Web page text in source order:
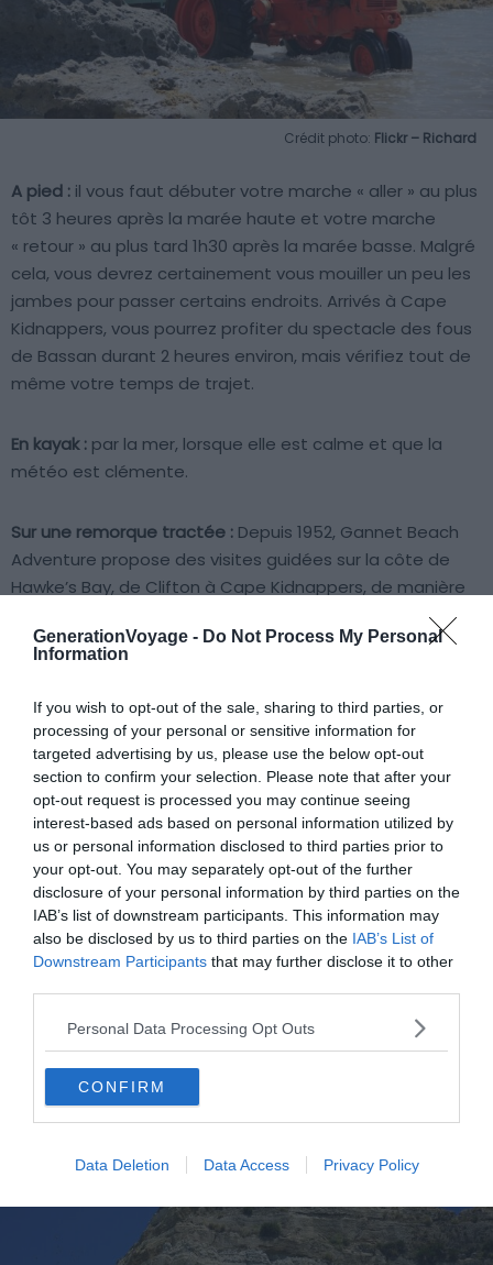
GenerationVoyage - Do Not Process My Personal
Information
If you wish to opt-out of the sale, sharing to third parties, or
processing of your personal or sensitive information for
targeted advertising by us, please use the below opt-out
section to confirm your selection. Please note that after your
opt-out request is processed you may continue seeing
interest-based ads based on personal information utilized by
us or personal information disclosed to third parties prior to
your opt-out. You may separately opt-out of the further
disclosure of your personal information by third parties on the
IAB’s list of downstream participants. This information may
also be disclosed by us to third parties on the IAB’s List of
Downstream Participants that may further disclose it to other
Personal Data Processing Opt Outs
CONFIRM
Data Deletion Data Access Privacy Policy
Crédit photo: Flickr – Richard
A pied : il vous faut débuter votre marche « aller » au plus
tôt 3 heures après la marée haute et votre marche
« retour » au plus tard 1h30 après la marée basse. Malgré
cela, vous devrez certainement vous mouiller un peu les
jambes pour passer certains endroits. Arrivés à Cape
Kidnappers, vous pourrez profiter du spectacle des fous
de Bassan durant 2 heures environ, mais vérifiez tout de
même votre temps de trajet.
En kayak : par la mer, lorsque elle est calme et que la
météo est clémente.
Sur une remorque tractée : Depuis 1952, Gannet Beach
Adventure propose des visites guidées sur la côte de
Hawke’s Bay, de Clifton à Cape Kidnappers, de manière
ludique à bord d’une remorque tirée par un tracteur,
avec des guides/conducteurs locaux expérimentés.
Les merveilles de Cape Kidnappers
Au cours de cette excursion, vous découvrirez les
merveilles naturelles et géologiques des lieux,
notamment des lignes de fracture témoignant
d’anciens séismes, des fossiles et des rigoles formées
par le vent et l’eau. Arrivés à Cape Kidnappers, vous
aurez environ 1h30 pour gravir la falaise et observer les
fous de Bassan en les approchant à moins d’un mètre !
aussi parce qu’on a la chance d’avoir quelqu’un qui
connait parfaitement les lieux et nous fait partager sa